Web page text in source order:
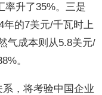
率升了35%。三是
的7美元/千瓦时上
气成本则从5.8美元/
。
，将考验中国企业